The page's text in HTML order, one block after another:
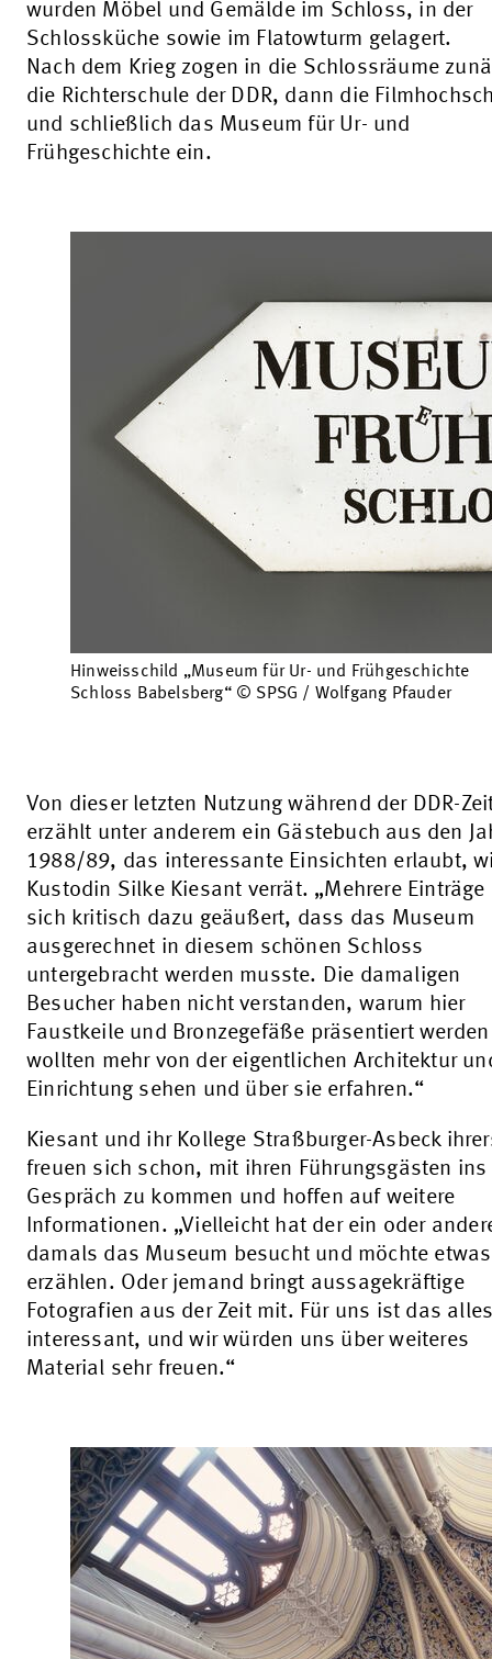
wurden Möbel und Gemälde im Schloss, in der
Schlossküche sowie im Flatowturm gelagert.
Nach dem Krieg zogen in die Schlossräume
die Richterschule der DDR, dann die
und schließlich das Museum für Ur- und
Frühgeschichte ein.
Hinweisschild „Museum für Ur- und Frühgeschichte
Schloss Babelsberg“ © SPSG / Wolfgang Pfauder
Von dieser letzten Nutzung während der DDR-
erzählt unter anderem ein Gästebuch aus den
1988/89, das interessante Einsichten erlaubt,
Kustodin Silke Kiesant verrät. „Mehrere Einträge
sich kritisch dazu geäußert, dass das Museum
ausgerechnet in diesem schönen Schloss
untergebracht werden musste. Die damaligen
Besucher haben nicht verstanden, warum hier
Faustkeile und Bronzegefäße präsentiert
wollten mehr von der eigentlichen Architektur
Einrichtung sehen und über sie erfahren.“
Kiesant und ihr Kollege Straßburger-Asbeck
freuen sich schon, mit ihren Führungsgästen ins
Gespräch zu kommen und hoffen auf weitere
Informationen. „Vielleicht hat der ein oder
damals das Museum besucht und möchte etwas
erzählen. Oder jemand bringt aussagekräftige
Fotografien aus der Zeit mit. Für uns ist das
interessant, und wir würden uns über weiteres
Material sehr freuen.“